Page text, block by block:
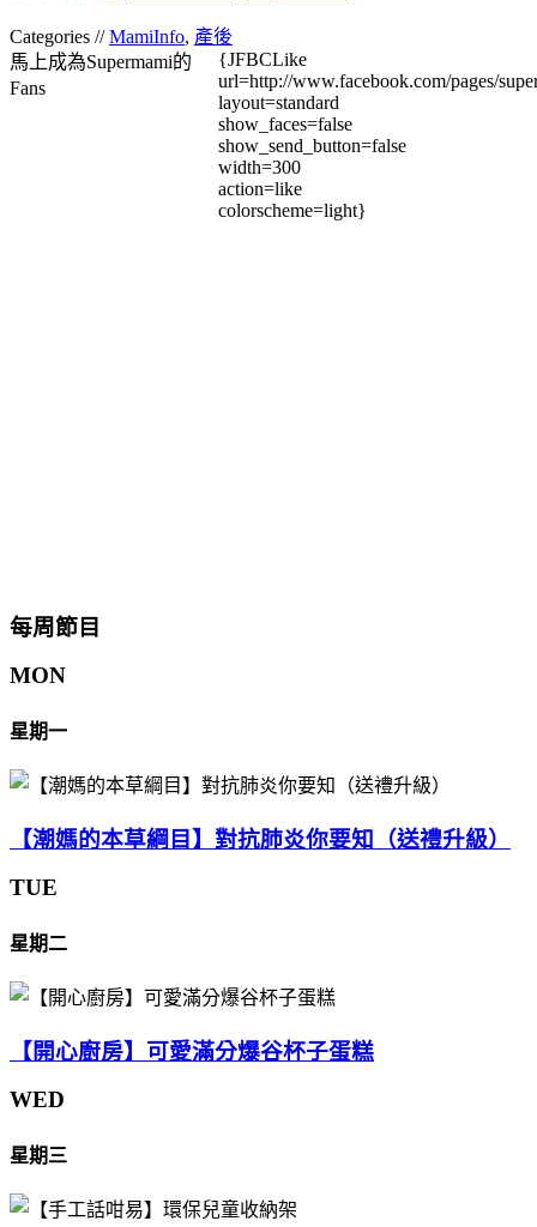
Categories //MamiInfo, 產後
馬上成為Supermami的
Fans
{JFBCLike
url=http://www.facebook.com/pages/
layout=standard
show_faces=false
show_send_button=false
width=300
action=like
colorscheme=light}
每周節目
MON
星期一
【潮媽的本草綱目】對抗肺炎你要知（送禮升級）
TUE
星期二
【開心廚房】可愛滿分爆谷杯子蛋糕
WED
星期三